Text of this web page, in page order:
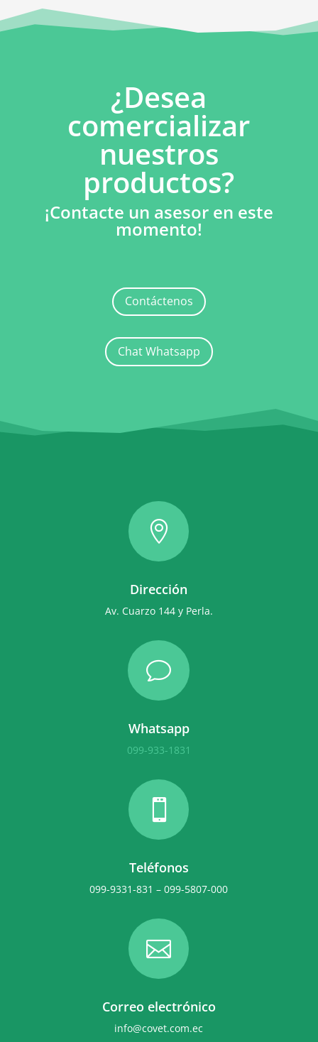
¿Desea
comercializar
nuestros
productos?
¡Contacte un asesor en este
momento!
Contáctenos
Chat Whatsapp

Dirección
Av. Cuarzo 144 y Perla.
v
Whatsapp
099-933-1831

Teléfonos
099-9331-831 – 099-5807-000

Correo electrónico
info@covet.com.ec